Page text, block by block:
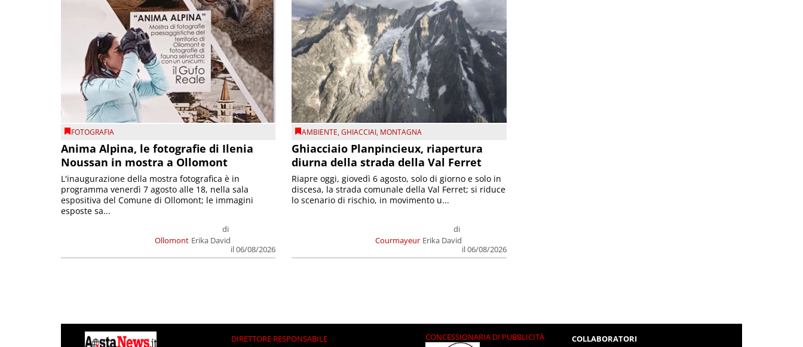
FOTOGRAFIA
Anima Alpina, le fotografie di Ilenia
Noussan in mostra a Ollomont
Ollomont
di
Erika David
il 06/08/2026
L'inaugurazione della mostra fotografica è in
programma venerdì 7 agosto alle 18, nella sala
espositiva del Comune di Ollomont; le immagini
esposte sa...
AMBIENTE,GHIACCIAI, MONTAGNA
Ghiacciaio Planpincieux, riapertura
diurna della strada della Val Ferret
Courmayeur
di
Erika David
il 06/08/2026
Riapre oggi, giovedì 6 agosto, solo di giorno e solo in
discesa, la strada comunale della Val Ferret; si riduce
lo scenario di rischio, in movimento u...
DIRETTORE RESPONSABILE
CONCESSIONARIA DI PUBBLICITÀ
COLLABORATORI